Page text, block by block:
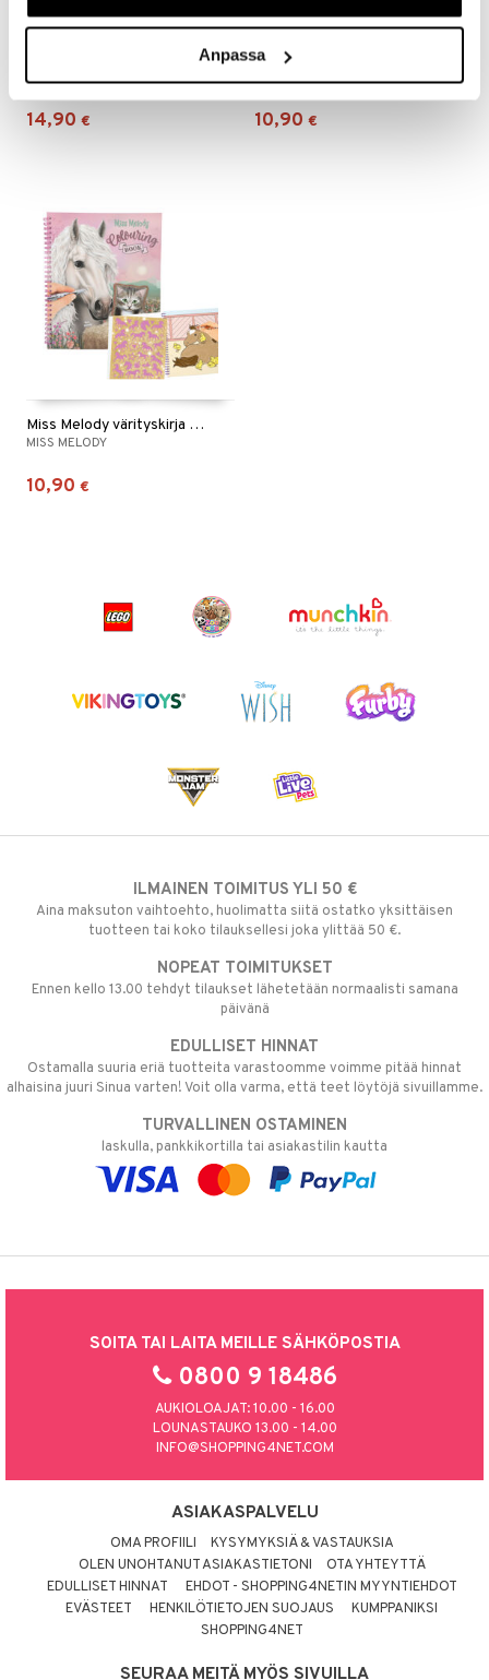
Anpassa
Miss Melody Päiväkirja sydänlukolla
MISS MELODY
14,90 €
MISS MELODY
10,90 €
Miss Melody värityskirja paljeteilla
MISS MELODY
10,90 €
ILMAINEN TOIMITUS YLI 50 €
Aina maksuton vaihtoehto, huolimatta siitä ostatko yksittäisen
tuotteen tai koko tilauksellesi joka ylittää 50 €.
NOPEAT TOIMITUKSET
Ennen kello 13.00 tehdyt tilaukset lähetetään normaalisti samana
päivänä
EDULLISET HINNAT
Ostamalla suuria eriä tuotteita varastoomme voimme pitää hinnat
alhaisina juuri Sinua varten! Voit olla varma, että teet löytöjä sivuillamme.
TURVALLINEN OSTAMINEN
laskulla, pankkikortilla tai asiakastilin kautta
SOITA TAI LAITA MEILLE SÄHKÖPOSTIA
0800 9 18486
AUKIOLOAJAT: 10.00 - 16.00
LOUNASTAUKO 13.00 - 14.00
INFO@SHOPPING4NET.COM
ASIAKASPALVELU
OMA PROFIILI
KYSYMYKSIÄ & VASTAUKSIA
OLEN UNOHTANUT ASIAKASTIETONI
OTA YHTEYTTÄ
EDULLISET HINNAT
EHDOT - SHOPPING4NETIN MYYNTIEHDOT
EVÄSTEET
HENKILÖTIETOJEN SUOJAUS
KUMPPANIKSI
SHOPPING4NET
SEURAA MEITÄ MYÖS SIVUILLA